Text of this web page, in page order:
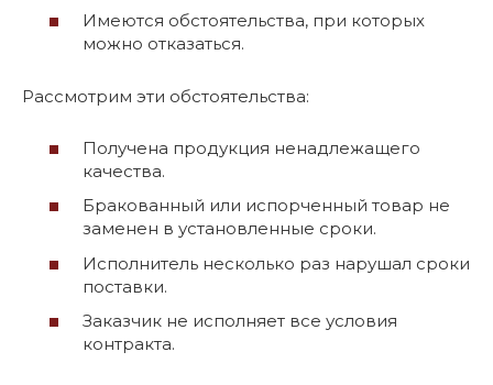
Имеются обстоятельства, при которых
можно отказаться.
Рассмотрим эти обстоятельства:
Получена продукция ненадлежащего
качества.
Бракованный или испорченный товар не
заменен в установленные сроки.
Исполнитель несколько раз нарушал сроки
поставки.
Заказчик не исполняет все условия
контракта.